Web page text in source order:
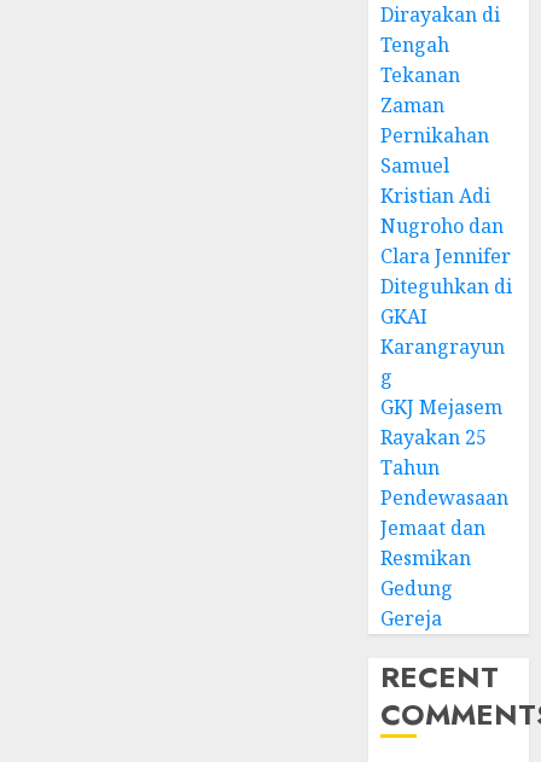
Dirayakan di
Tengah
Tekanan
Zaman
Pernikahan
Samuel
Kristian Adi
Nugroho dan
Clara Jennifer
Diteguhkan di
GKAI
Karangrayun
g
GKJ Mejasem
Rayakan 25
Tahun
Pendewasaan
Jemaat dan
Resmikan
Gedung
Gereja
RECENT